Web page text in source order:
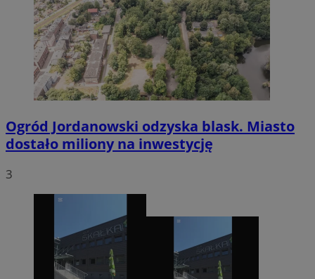
Ogród Jordanowski odzyska blask. Miasto
dostało miliony na inwestycję
3